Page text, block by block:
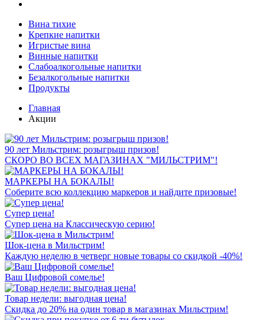
Вина тихие
Крепкие напитки
Игристые вина
Винные напитки
Слабоалкогольные напитки
Безалкогольные напитки
Продукты
Главная
Акции
90 лет Мильстрим: розыгрыш призов!
СКОРО ВО ВСЕХ МАГАЗИНАХ "МИЛЬСТРИМ"!
МАРКЕРЫ НА БОКАЛЫ!
Соберите всю коллекцию маркеров и найдите призовые!
Супер цена!
Супер цена на Классическую серию!
Шок-цена в Мильстрим!
Каждую неделю в четверг новые товары со скидкой -40%!
Ваш Цифровой сомелье!
Товар недели: выгодная цена!
Скидка до 20% на один товар в магазинах Мильстрим!